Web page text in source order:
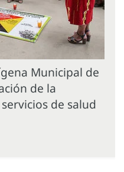
Municipal de
de la
de salud